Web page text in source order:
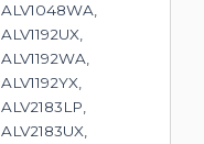
ALV1048WA,
ALV1192UX,
ALV1192WA,
ALV1192YX,
ALV2183LP,
ALV2183UX,